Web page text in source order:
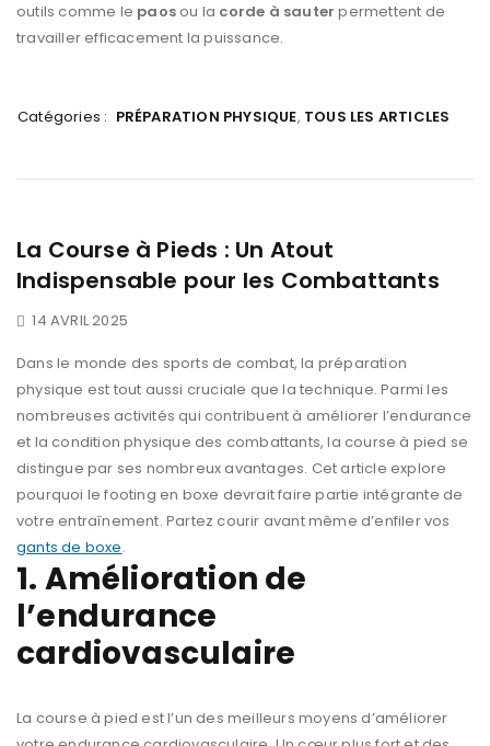
outils comme le paos ou la corde à sauter permettent de
travailler efficacement la puissance.
Catégories : PRÉPARATION PHYSIQUE, TOUS LES ARTICLES
La Course à Pieds : Un Atout
Indispensable pour les Combattants
14 AVRIL 2025
Dans le monde des sports de combat, la préparation
physique est tout aussi cruciale que la technique. Parmi les
nombreuses activités qui contribuent à améliorer l’endurance
et la condition physique des combattants, la course à pied se
distingue par ses nombreux avantages. Cet article explore
pourquoi le footing en boxe devrait faire partie intégrante de
votre entraînement. Partez courir avant même d’enfiler vos
gants de boxe.
1. Amélioration de
l’endurance
cardiovasculaire
La course à pied est l’un des meilleurs moyens d’améliorer